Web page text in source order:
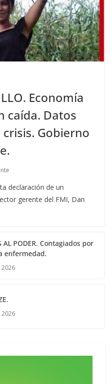
Economía
caída. Datos
Gobierno
declaración de un
gerente del FMI, Dan
AL PODER. Contagiados por
enfermedad.
2026